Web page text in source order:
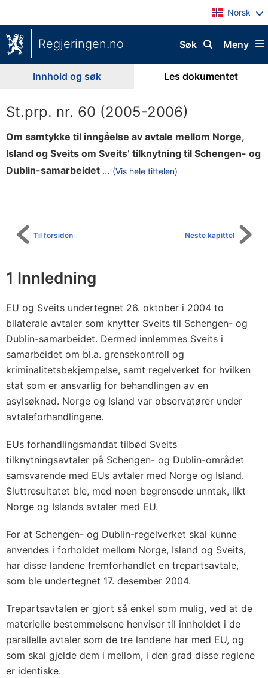
Norsk
Regjeringen.no Meny
Søk
Innhold og søk Les dokumentet
St.prp. nr. 60 (2005-2006)
Om samtykke til inngåelse av avtale mellom Norge,
Island og Sveits om Sveits’ tilknytning til Schengen- og
Dublin-samarbeidet ... (Vis hele tittelen)
s
a
v
t
a
l
e
Neste kapittel
Til forsiden
1 Innledning
EU og Sveits undertegnet 26. oktober i 2004 to
bilaterale avtaler som knytter Sveits til Schengen- og
Dublin-samarbeidet. Dermed innlemmes Sveits i
samarbeidet om bl.a. grensekontroll og
kriminalitetsbekjempelse, samt regelverket for hvilken
stat som er ansvarlig for behandlingen av en
asylsøknad. Norge og Island var observatører under
avtaleforhandlingene.
EUs forhandlingsmandat tilbød Sveits
tilknytningsavtaler på Schengen- og Dublin-området
samsvarende med EUs avtaler med Norge og Island.
Sluttresultatet ble, med noen begrensede unntak, likt
Norge og Islands avtaler med EU.
For at Schengen- og Dublin-regelverket skal kunne
anvendes i forholdet mellom Norge, Island og Sveits,
har disse landene fremforhandlet en trepartsavtale,
som ble undertegnet 17. desember 2004.
Trepartsavtalen er gjort så enkel som mulig, ved at de
materielle bestemmelsene henviser til innholdet i de
parallelle avtaler som de tre landene har med EU, og
som skal gjelde dem i mellom, i den grad disse reglene
er identiske.